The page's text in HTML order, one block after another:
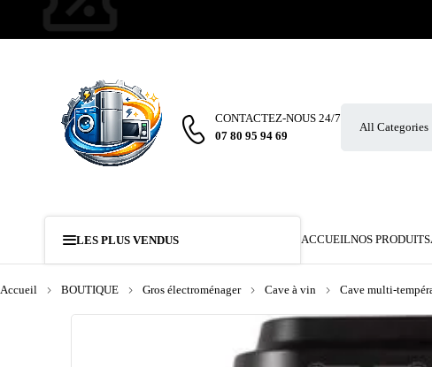
CONTACTEZ-NOUS 24/7
07 80 95 94 69
LES PLUS VENDUS ACCUEILNOS PRODUITS
Accueil BOUTIQUE Gros électroménager Cave à vin Cave multi-